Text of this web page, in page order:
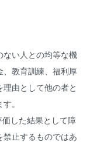
い人との均等な機
、教育訓練、福利厚
由として他の者と
。
した結果として障
止するものではあ